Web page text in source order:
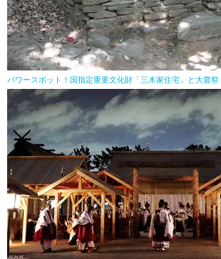
パワースポット！国指定重要文化財「三木家住宅」と大嘗祭